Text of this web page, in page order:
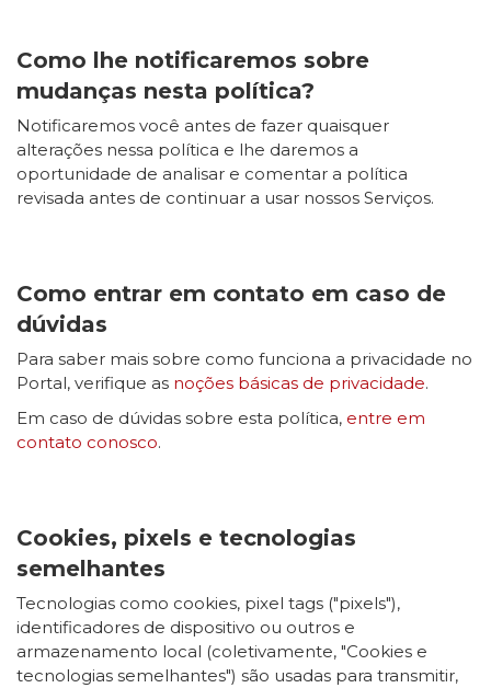
Como lhe notificaremos sobre
mudanças nesta política?
Notificaremos você antes de fazer quaisquer
alterações nessa política e lhe daremos a
oportunidade de analisar e comentar a política
revisada antes de continuar a usar nossos Serviços.
Como entrar em contato em caso de
dúvidas
Para saber mais sobre como funciona a privacidade no
Portal, verifique as noções básicas de privacidade.
Em caso de dúvidas sobre esta política, entre em
contato conosco.
Cookies, pixels e tecnologias
semelhantes
Tecnologias como cookies, pixel tags ("pixels"),
identificadores de dispositivo ou outros e
armazenamento local (coletivamente, "Cookies e
tecnologias semelhantes") são usadas para transmitir,